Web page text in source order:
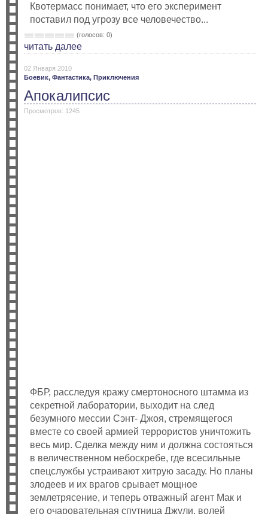
Квотермасс понимает, что его эксперимент
поставил под угрозу все человечество...
(голосов: 0)
читать далее
02 Января 2010
Боевик, Фантастика, Приключения
Апокалипсис
Просмотров: 1245
ФБР, расследуя кражу смертоносного штамма из
секретной лаборатории, выходит на след
безумного мессии Сэнт- Джоя, стремящегося
вместе со своей армией террористов уничтожить
весь мир. Сделка между ним и должна состояться
в величественном небоскребе, где всесильные
спецслужбы устраивают хитрую засаду. Но планы
злодеев и их врагов срывает мощное
землетрясение, и теперь отважный агент Мак и
его очаровательная спутница Джули, волей